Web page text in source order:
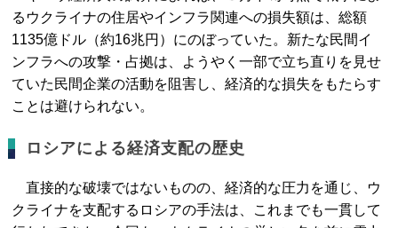
るウクライナの住居やインフラ関連への損失額は、総額
1135億ドル（約16兆円）にのぼっていた。新たな民間イ
ンフラへの攻撃・占拠は、ようやく一部で立ち直りを見せ
ていた民間企業の活動を阻害し、経済的な損失をもたらす
ことは避けられない。
ロシアによる経済支配の歴史
直接的な破壊ではないものの、経済的な圧力を通じ、ウ
クライナを支配するロシアの手法は、これまでも一貫して